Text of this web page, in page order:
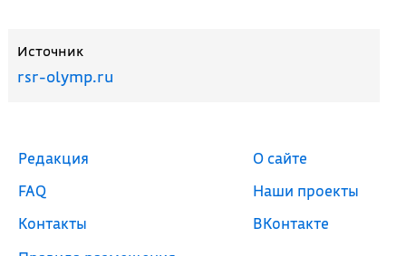
Источник
rsr-olymp.ru
Редакция
FAQ
Контакты
О сайте
Наши проекты
ВКонтакте